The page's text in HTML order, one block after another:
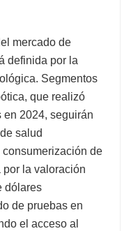
mercado de
definida por la
Segmentos
que realizó
en 2024, seguirán
salud
de
por la valoración
dólares
de pruebas en
el acceso al